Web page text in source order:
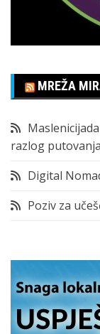
MREŽA
razlog putovanja
Digital
Poziv za